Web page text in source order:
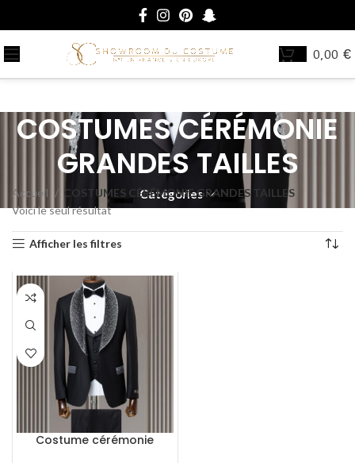
0,00 €
COSTUMES CÉRÉMONIE
GRANDES TAILLES
Catégories
Accueil
COSTUMES CÉRÉMONIE GRANDES TAILLES
Voici le seul résultat
Afficher les filtres
Costume cérémonie